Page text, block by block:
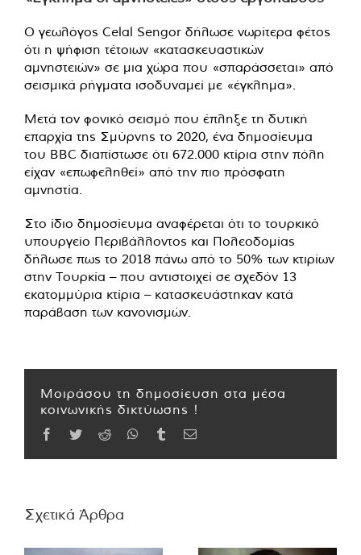
Ο γεωλόγος Celal Sengor δήλωσε νωρίτερα φέτος
ότι η ψήφιση τέτοιων «κατασκευαστικών
αμνηστειών» σε μια χώρα που «σπαράσσεται» από
σεισμικά ρήγματα ισοδυναμεί με «έγκλημα».
Μετά τον φονικό σεισμό που έπληξε τη δυτική
επαρχία της Σμύρνης το 2020, ένα δημοσίευμα
του BBC διαπίστωσε ότι 672.000 κτίρια στην πόλη
είχαν «επωφεληθεί» από την πιο πρόσφατη
αμνηστία.
Στο ίδιο δημοσίευμα αναφέρεται ότι το τουρκικό
υπουργείο Περιβάλλοντος και Πολεοδομίας
δήλωσε πως το 2018 πάνω από το 50% των κτιρίων
στην Τουρκία – που αντιστοιχεί σε σχεδόν 13
εκατομμύρια κτίρια – κατασκευάστηκαν κατά
παράβαση των κανονισμών.
Μοιράσου τη δημοσίευση στα μέσα
κοινωνικής δικτύωσης !
Facebook
TwitterReddit WhatsApp
TumblrEmail
Σχετικά Άρθρα